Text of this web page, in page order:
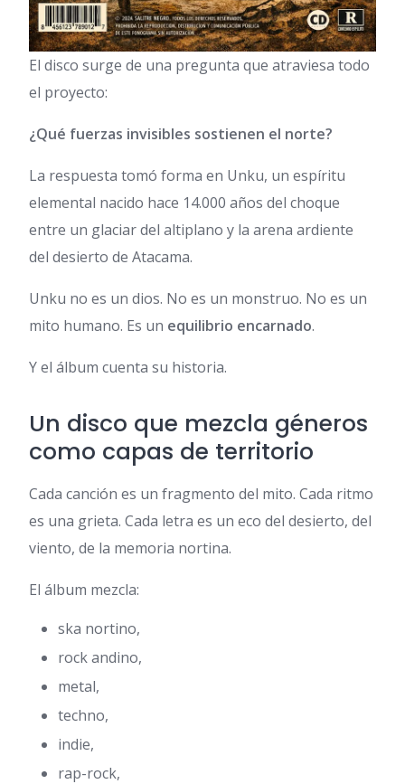
El disco surge de una pregunta que atraviesa todo
el proyecto:
¿Qué fuerzas invisibles sostienen el norte?
La respuesta tomó forma en Unku, un espíritu
elemental nacido hace 14.000 años del choque
entre un glaciar del altiplano y la arena ardiente
del desierto de Atacama.
Unku no es un dios. No es un monstruo. No es un
mito humano. Es un equilibrio encarnado.
Y el álbum cuenta su historia.
Un disco que mezcla géneros
como capas de territorio
Cada canción es un fragmento del mito. Cada ritmo
es una grieta. Cada letra es un eco del desierto, del
viento, de la memoria nortina.
El álbum mezcla:
ska nortino,
rock andino,
metal,
techno,
indie,
rap-rock,